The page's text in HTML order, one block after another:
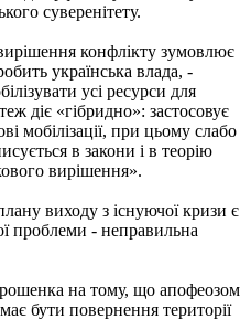
суверенітету.
конфлікту зумовлює
українська влада, -
усі ресурси для
діє «гібридно»: застосовує
мобілізації, при цьому слабо
в закони і в теорію
вирішення».
виходу з існуючої кризи є
проблеми - неправильна
на тому, що апофеозом
бути повернення території